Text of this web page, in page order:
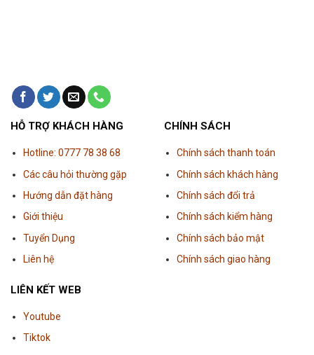
HỖ TRỢ KHÁCH HÀNG
Hotline: 0777 78 38 68
Các câu hỏi thường gặp
Hướng dẫn đặt hàng
Giới thiệu
Tuyển Dụng
Liên hệ
CHÍNH SÁCH
Chính sách thanh toán
Chính sách khách hàng
Chính sách đổi trả
Chính sách kiểm hàng
Chính sách bảo mật
Chính sách giao hàng
LIÊN KẾT WEB
Youtube
Tiktok